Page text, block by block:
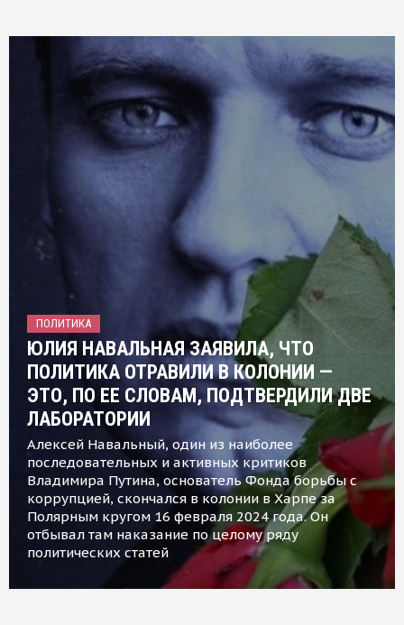
ПОЛИТИКА
ЮЛИЯ НАВАЛЬНАЯ ЗАЯВИЛА, ЧТО
ПОЛИТИКА ОТРАВИЛИ В КОЛОНИИ —
ЭТО, ПО ЕЕ СЛОВАМ, ПОДТВЕРДИЛИ ДВЕ
ЛАБОРАТОРИИ
Алексей Навальный, один из наиболее
последовательных и активных критиков
Владимира Путина, основатель Фонда борьбы с
коррупцией, скончался в колонии в Харпе за
Полярным кругом 16 февраля 2024 года. Он
отбывал там наказание по целому ряду
политических статей